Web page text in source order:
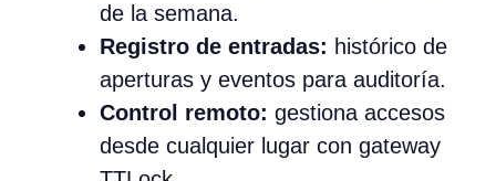
de la semana.
Registro de entradas: histórico de
aperturas y eventos para auditoría.
Control remoto: gestiona accesos
desde cualquier lugar con gateway